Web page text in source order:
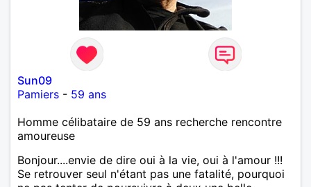
Sun09
Pamiers - 59 ans
Homme célibataire de 59 ans recherche rencontre
amoureuse
Bonjour....envie de dire oui à la vie, oui à l'amour !!!
Se retrouver seul n'étant pas une fatalité, pourquoi